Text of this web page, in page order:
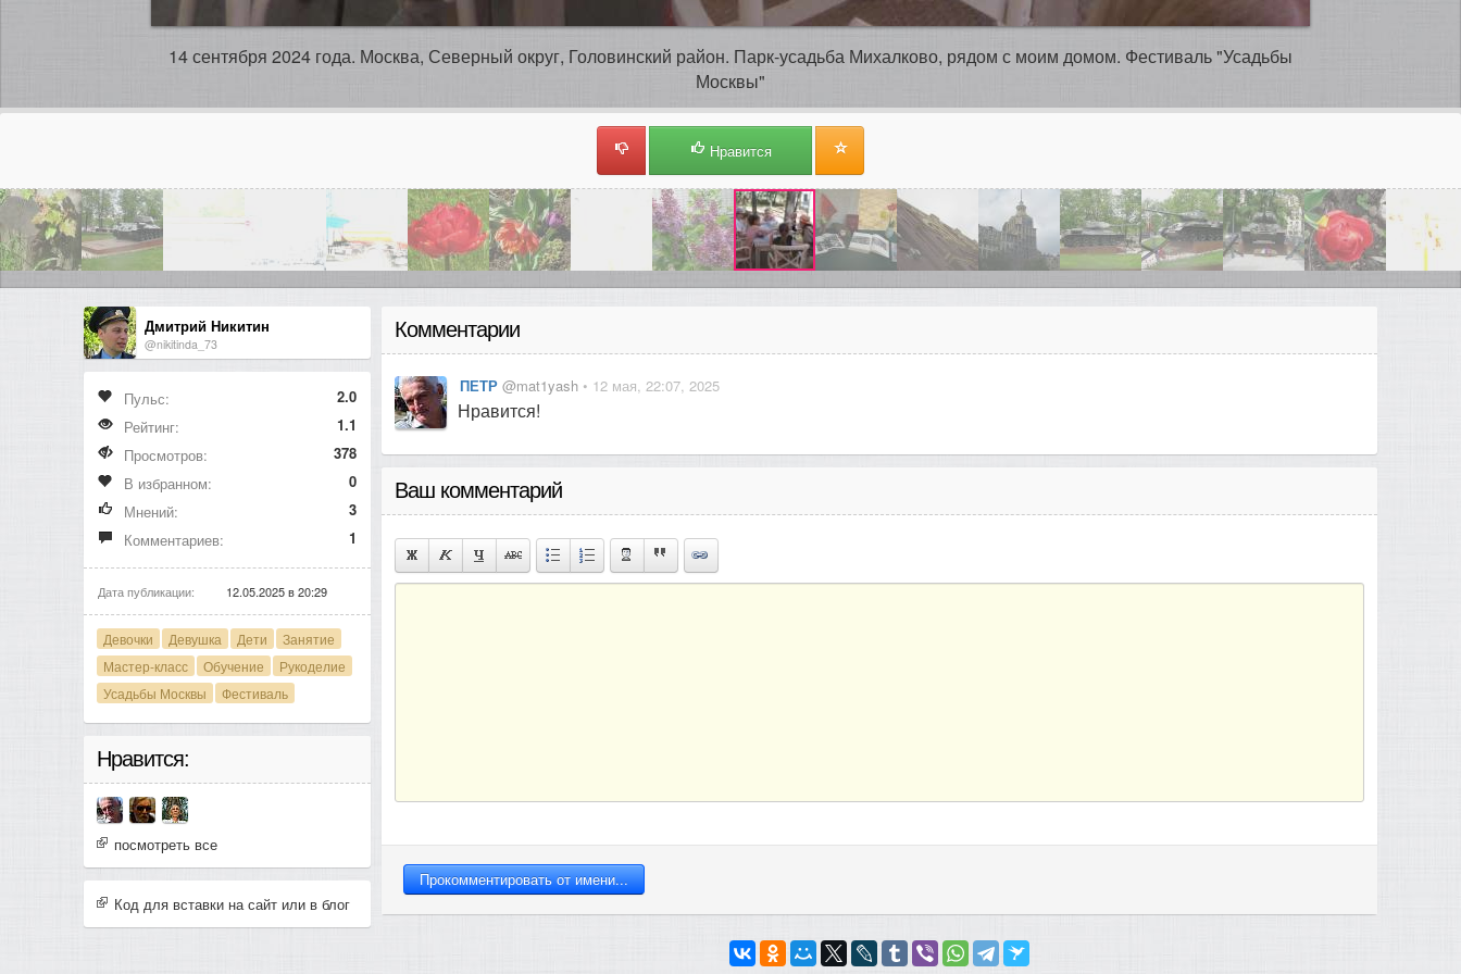
14 сентября 2024 года. Москва, Северный округ, Головинский район. Парк-усадьба Михалково, рядом с моим домом. Фестиваль "Усадьбы
Москвы"
Нравится
Дмитрий Никитин
@nikitinda_73
Пульс:
2.0
Рейтинг:
1.1
Просмотров:
378
В избранном:
0
Мнений:
3
Комментариев:
1
Дата публикации: 12.05.2025 в 20:29
Девочки Девушка Дети
Занятие
Мастер-класс
Обучение
Рукоделие
Усадьбы Москвы
Фестиваль
Нравится:
посмотреть все
Код для вставки на сайт или в блог
Комментарии
ПЕТР @mat1yash • 12 мая, 22:07, 2025
Нравится!
Ваш комментарий